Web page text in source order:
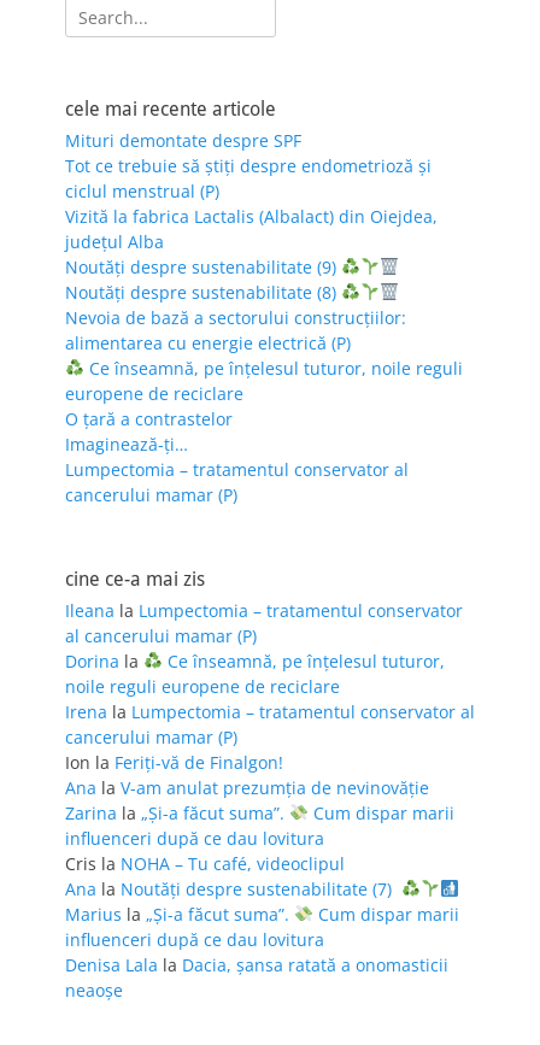
Search
for:
cele mai recente articole
Mituri demontate despre SPF
Tot ce trebuie să știți despre endometrioză și
ciclul menstrual (P)
Vizită la fabrica Lactalis (Albalact) din Oiejdea,
județul Alba
Noutăți despre sustenabilitate (9)
Noutăți despre sustenabilitate (8)
Nevoia de bază a sectorului construcțiilor:
alimentarea cu energie electrică (P)
Ce înseamnă, pe înțelesul tuturor, noile reguli
europene de reciclare
O țară a contrastelor
Imaginează-ți…
Lumpectomia – tratamentul conservator al
cancerului mamar (P)
cine ce-a mai zis
Ileana la Lumpectomia – tratamentul conservator
al cancerului mamar (P)
Dorina la
Ce înseamnă, pe înțelesul tuturor,
noile reguli europene de reciclare
Irena la Lumpectomia – tratamentul conservator al
cancerului mamar (P)
Ion la Feriţi-vă de Finalgon!
Ana la V-am anulat prezumția de nevinovăție
Zarina la „Și-a făcut suma”.
Cum dispar marii
influenceri după ce dau lovitura
Cris la NOHA – Tu café, videoclipul
Ana la Noutăți despre sustenabilitate (7)
Marius la „Și-a făcut suma”.
Cum dispar marii
influenceri după ce dau lovitura
Denisa Lala la Dacia, șansa ratată a onomasticii
neaoșe